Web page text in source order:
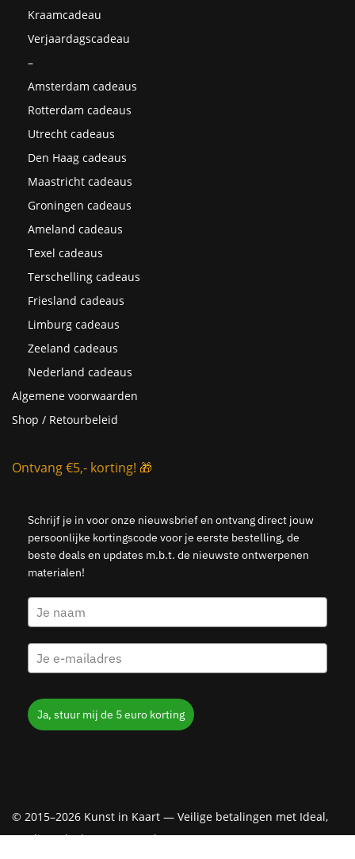
Kraamcadeau
Verjaardagscadeau
–
Amsterdam cadeaus
Rotterdam cadeaus
Utrecht cadeaus
Den Haag cadeaus
Maastricht cadeaus
Groningen cadeaus
Ameland cadeaus
Texel cadeaus
Terschelling cadeaus
Friesland cadeaus
Limburg cadeaus
Zeeland cadeaus
Nederland cadeaus
Algemene voorwaarden
Shop / Retourbeleid
Ontvang €5,- korting! 🎁
Schrijf je in voor onze nieuwsbrief en ontvang direct jouw
persoonlijke kortingscode voor je eerste bestelling, de
beste deals en updates m.b.t. de nieuwste ontwerpenen
materialen!
Ja, stuur mij de 5 euro korting
© 2015–2026 Kunst in Kaart — Veilige betalingen met Ideal,
Creditcard, Klarna & PayPal